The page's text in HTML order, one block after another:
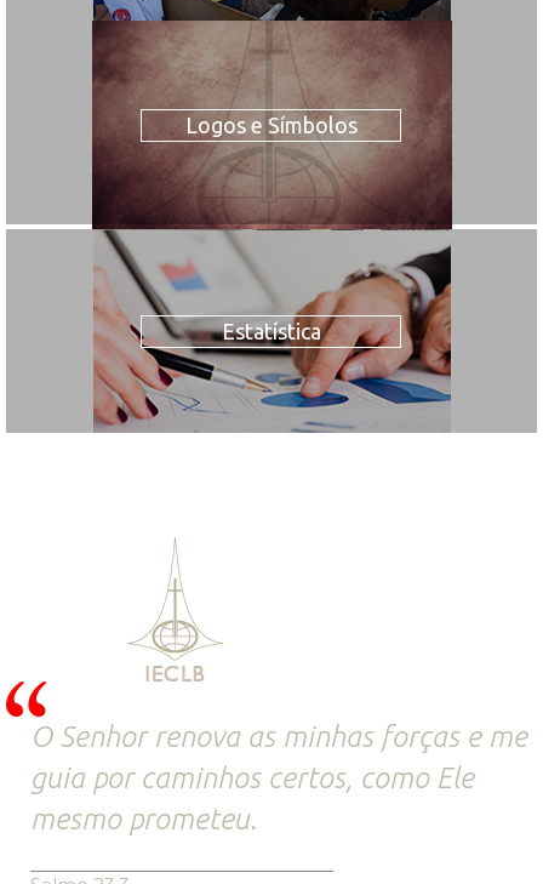
Logos e Símbolos
Estatística
O Senhor renova as minhas forças e me
guia por caminhos certos, como Ele
mesmo prometeu.